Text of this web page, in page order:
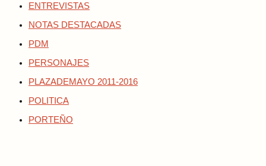
ENTREVISTAS
NOTAS DESTACADAS
PDM
PERSONAJES
PLAZADEMAYO 2011-2016
POLITICA
PORTEÑO